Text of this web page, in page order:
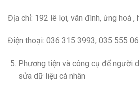
Địa chỉ: 192 lê lợi, vân đình, ứng hoà ,
Điện thoại: 036 315 3993; 035 555
Phương tiện và công cụ để người
sửa dữ liệu cá nhân